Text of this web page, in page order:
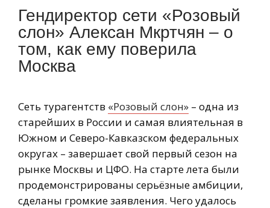
Гендиректор сети «Розовый
слон» Алексан Мкртчян – о
том, как ему поверила
Москва
Сеть турагентств «Розовый слон» – одна из
старейших в России и самая влиятельная в
Южном и Северо-Кавказском федеральных
округах – завершает свой первый сезон на
рынке Москвы и ЦФО. На старте лета были
продемонстрированы серьёзные амбиции,
сделаны громкие заявления. Чего удалось